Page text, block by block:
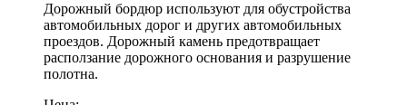
Дорожный бордюр используют для обустройства
автомобильных дорог и других автомобильных
проездов. Дорожный камень предотвращает
расползание дорожного основания и разрушение
полотна.